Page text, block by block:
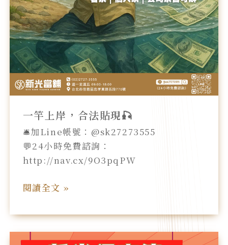
一竿上岸，合法貼現🎣
🛎️加Line帳號：@sk27273555
💬24小時免費諮詢：
http://nav.cx/9O3pqPW
🎣
閱讀全文 »
新